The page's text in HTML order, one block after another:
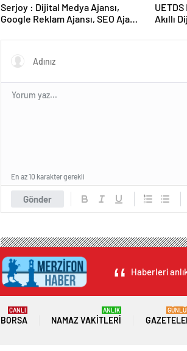
Serjoy : Dijital Medya Ajansı,
Google Reklam Ajansı, SEO Ajansı
Akıllı
Gönder
En az 10 karakter gerekli
Haberleri
BORSA
CANLI
NAMAZ VAKITLERI
ANLIK